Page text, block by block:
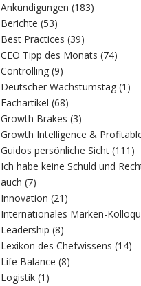
Ankündigungen (183)
Berichte (53)
Best Practices (39)
CEO Tipp des Monats (74)
Controlling (9)
Deutscher Wachstumstag (1)
Fachartikel (68)
Growth Brakes (3)
Growth Intelligence &
Guidos persönliche Sicht (111)
Ich habe keine Schuld und
auch (7)
Innovation (21)
Internationales Marken-
Leadership (8)
Lexikon des Chefwissens (14)
Life Balance (8)
Logistik (1)